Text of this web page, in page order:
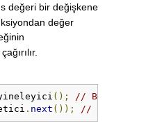
değeri bir değişkene
değer
();
// Bir
. next ()); // Sıradaki